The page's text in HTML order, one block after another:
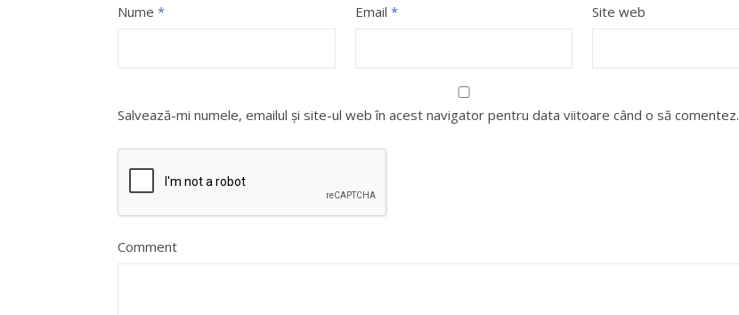
Nume * Email * Site web
Salvează-mi numele, emailul și site-ul web în acest navigator pentru data viitoare când o să comentez.
Comment